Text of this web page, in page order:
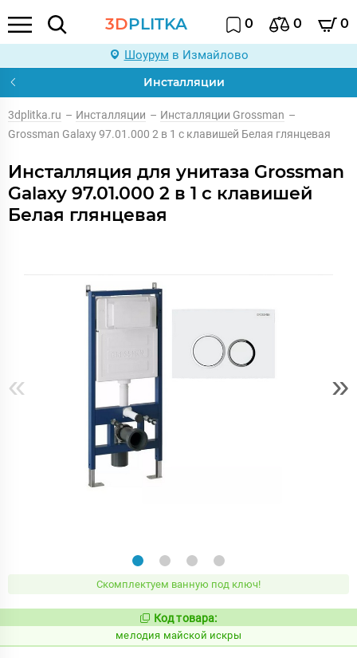
3DPLITKA 0 0 0
Шоурум в Измайлово
Инсталляции
3dplitka.ru – Инсталляции – Инсталляции Grossman –
Grossman Galaxy 97.01.000 2 в 1 с клавишей Белая глянцевая
Инсталляция для унитаза Grossman
Galaxy 97.01.000 2 в 1 с клавишей
Белая глянцевая
« »
Скомплектуем ванную под ключ!
Код:
959534
Код товара:
мелодия майской искры